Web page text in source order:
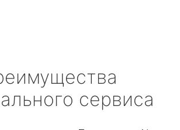
сервиса